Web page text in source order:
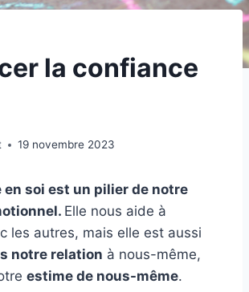
la confiance
19 novembre 2023
en soi est un pilier de notre
Elle nous aide à
les autres, mais elle est aussi
notre relation à nous-même,
estime de nous-même.